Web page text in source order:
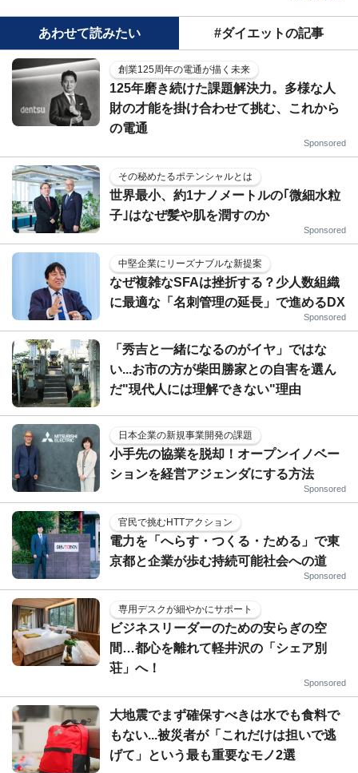
あわせて読みたい #ダイエットの記事
創業125周年の電通が描く未来
125年磨き続けた課題解決力。多様な人
財の才能を掛け合わせて挑む、これから
の電通
Sponsored
その秘めたるポテンシャルとは
世界最小、約1ナノメートルの｢微細水粒
子｣はなぜ髪や肌を潤すのか
Sponsored
中堅企業にリーズナブルな新提案
なぜ複雑なSFAは挫折する？少人数組織
に最適な「名刺管理の延長」で進めるDX
Sponsored
「秀吉と一緒になるのがイヤ」ではな
い...お市の方が柴田勝家との自害を選ん
だ"現代人には理解できない"理由
日本企業の新規事業開発の課題
小手先の協業を脱却！オープンイノベー
ションを経営アジェンダにする方法
Sponsored
官民で挑むHTTアクション
電力を「へらす・つくる・ためる」で東
京都と企業が歩む持続可能社会への道
Sponsored
専用デスクが細やかにサポート
ビジネスリーダーのための安らぎの空
間…都心を離れて軽井沢の「シェア別
荘」へ！
Sponsored
大地震でまず確保すべきは水でも食料で
もない...被災者が「これだけは担いで逃
げて」という最も重要なモノ2選